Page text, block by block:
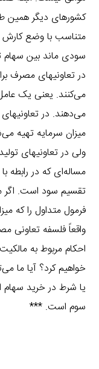
کشورهای دیگر همین
متناسب با وضع کارش
سودی ماند بین
در تعاونیهای مصرف
می‌کنند. یعنی یک
می‌دهند. در
میزان سرمایه تهیه
ولی در تعاونیهای
مساله‌ای که در رابطه
تقسیم سود است. اگر
فرمول متداول را که
واقعاً فلسفه تعاونی
خواهیم کرد؟ آیا ما
یا شرط در خرید سهام
سوم است. ***